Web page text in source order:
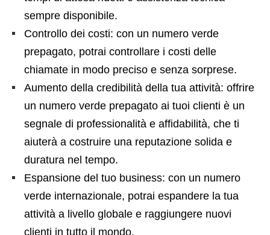
sempre disponibile.
Controllo dei costi: con un numero verde
prepagato, potrai controllare i costi delle
chiamate in modo preciso e senza sorprese.
Aumento della credibilità della tua attività: offrire
un numero verde prepagato ai tuoi clienti è un
segnale di professionalità e affidabilità, che ti
aiuterà a costruire una reputazione solida e
duratura nel tempo.
Espansione del tuo business: con un numero
verde internazionale, potrai espandere la tua
attività a livello globale e raggiungere nuovi
clienti in tutto il mondo.